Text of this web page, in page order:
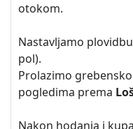
otokom.
Nastavljamo
pol).
Prolazimo
pogledima prema
Nakon hodanja i